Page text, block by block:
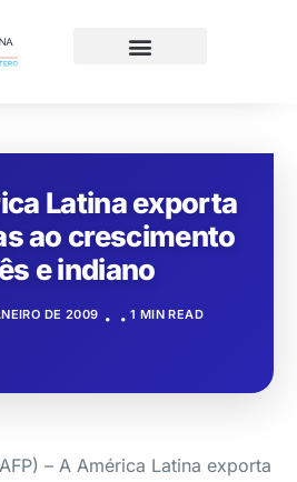
Latina exporta
ao crescimento
e indiano
DE 2009 1 MIN READ
– A América Latina exporta